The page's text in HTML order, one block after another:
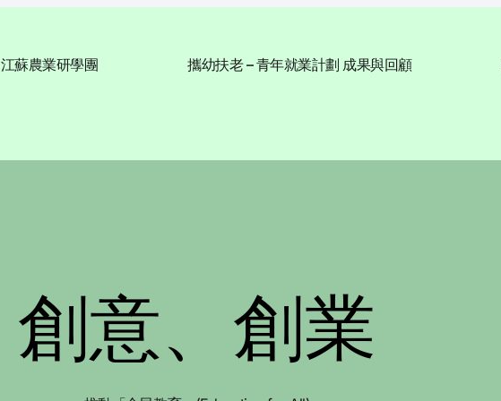
江蘇農業研學團 攜幼扶老 – 青年就業計劃 成果與回顧
創意、創業